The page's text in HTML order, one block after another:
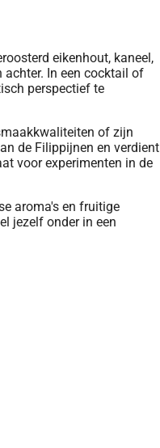
eikenhout, kaneel,
In een cocktail of
perspectief te
of zijn
de Filippijnen en verdient
voor experimenten in de